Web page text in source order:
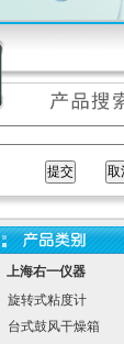
上海右一仪器
旋转式粘度计
台式鼓风干燥箱